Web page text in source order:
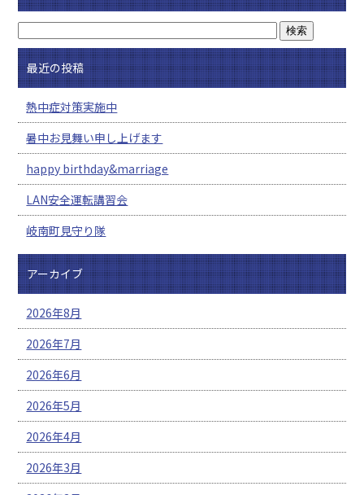
最近の投稿
熱中症対策実施中
暑中お見舞い申し上げます
happy birthday&marriage
LAN安全運転講習会
岐南町見守り隊
アーカイブ
2026年8月
2026年7月
2026年6月
2026年5月
2026年4月
2026年3月